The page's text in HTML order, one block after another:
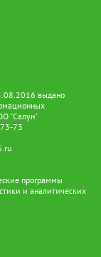
выдано
"Салун"
73
программы
и аналитических